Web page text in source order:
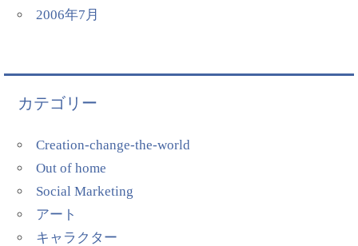
2006年7月
カテゴリー
Creation-change-the-world
Out of home
Social Marketing
アート
キャラクター